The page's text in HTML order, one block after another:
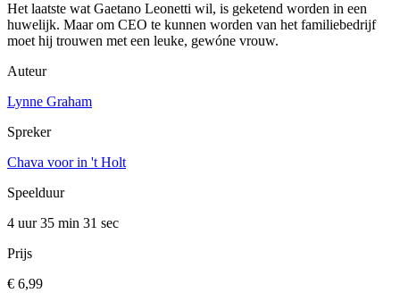
Het laatste wat Gaetano Leonetti wil, is geketend worden in een
huwelijk. Maar om CEO te kunnen worden van het familiebedrijf
moet hij trouwen met een leuke, gewóne vrouw.
Auteur
Lynne Graham
Spreker
Chava voor in 't Holt
Speelduur
4 uur 35 min 31 sec
Prijs
€ 6,99